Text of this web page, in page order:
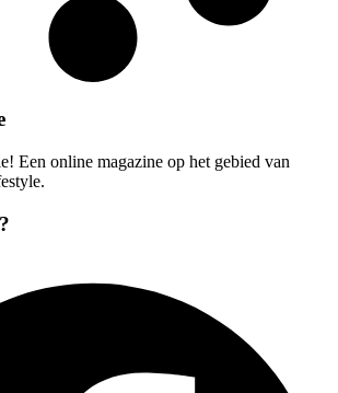
Een online magazine op het gebied van